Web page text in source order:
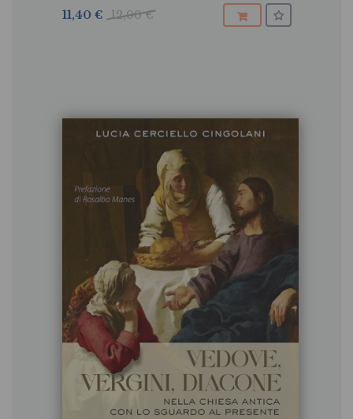
12,00 €
11,40 €